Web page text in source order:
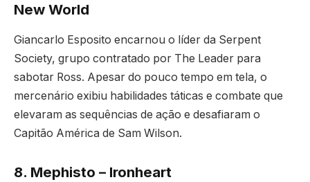
New World
Giancarlo Esposito encarnou o líder da Serpent
Society, grupo contratado por The Leader para
sabotar Ross. Apesar do pouco tempo em tela, o
mercenário exibiu habilidades táticas e combate que
elevaram as sequências de ação e desafiaram o
Capitão América de Sam Wilson.
8. Mephisto – Ironheart